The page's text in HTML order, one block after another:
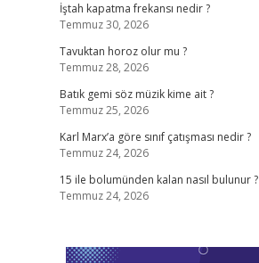
İştah kapatma frekansı nedir ?
Temmuz 30, 2026
Tavuktan horoz olur mu ?
Temmuz 28, 2026
Batık gemi söz müzik kime ait ?
Temmuz 25, 2026
Karl Marx’a göre sınıf çatışması nedir ?
Temmuz 24, 2026
15 ile bolumünden kalan nasıl bulunur ?
Temmuz 24, 2026